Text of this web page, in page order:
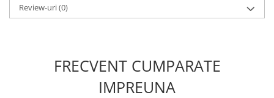
Review-uri(0)
FRECVENT CUMPARATE
IMPREUNA